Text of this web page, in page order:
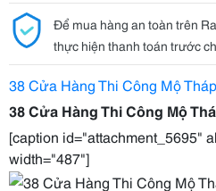
Để mua hàng an toàn trên
thực hiện thanh toán trước
38 Cửa Hàng Thi Công Mộ
38 Cửa Hàng Thi Công Mộ
[caption id="attachment_5695"
width="487"]